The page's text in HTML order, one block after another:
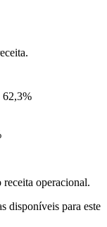
62,3%
receita operacional.
disponíveis para este